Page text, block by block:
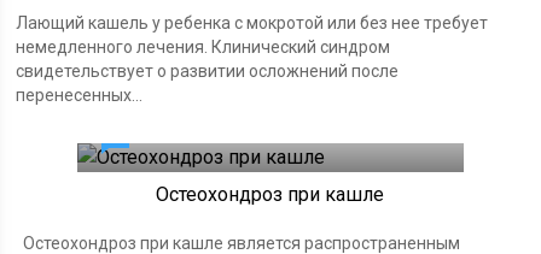
Лающий кашель у ребенка с мокротой или без нее требует
немедленного лечения. Клинический синдром
свидетельствует о развитии осложнений после
перенесенных...
Остеохондроз при кашле
Остеохондроз при кашле является распространенным